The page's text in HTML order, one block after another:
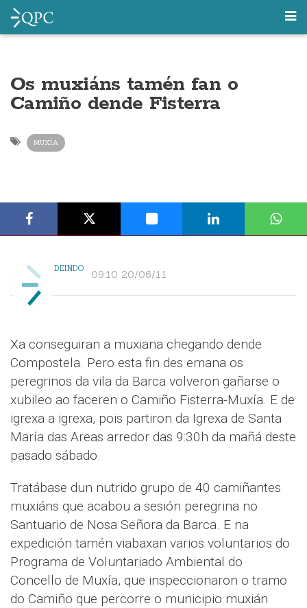
Os muxiáns tamén fan o
Camiño dende Fisterra
MUXÍA
DEINDO 09:10 20/06/11
Xa conseguiran a muxiana chegando dende
Compostela. Pero esta fin des emana os
peregrinos da vila da Barca volveron gañarse o
xubileo ao faceren o Camiño Fisterra-Muxía. E de
igrexa a igrexa, pois partiron da Igrexa de Santa
María das Areas arredor das 9:30h da mañá deste
pasado sábado.
Tratábase dun nutrido grupo de 40 camiñantes
muxiáns que acabou a sesión peregrina no
Santuario de Nosa Señora da Barca. E na
expedición tamén viabaxan varios voluntarios do
Programa de Voluntariado Ambiental do
Concello de Muxía, que inspeccionaron o tramo
do Camiño que percorre o municipio muxián